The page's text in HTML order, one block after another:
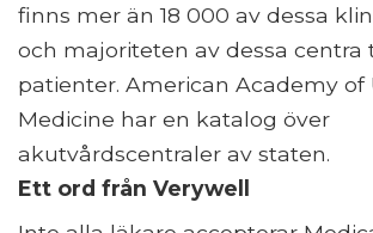
finns mer än 18 000 av dessa
och majoriteten av dessa centra
patienter. American Academy of
Medicine har en katalog över
akutvårdscentraler av staten.
Ett ord från Verywell